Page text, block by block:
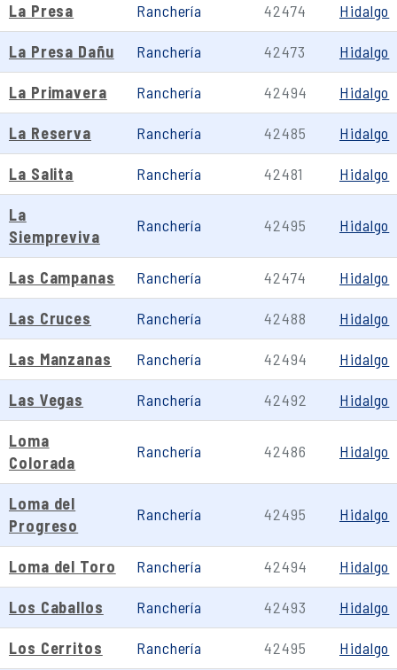
La Presa Ranchería 42474 Hidalgo
La Presa Dañu Ranchería 42473 Hidalgo
La Primavera Ranchería 42494 Hidalgo
La Reserva Ranchería 42485 Hidalgo
La Salita Ranchería 42481 Hidalgo
La
Siempreviva
Ranchería 42495 Hidalgo
Las Campanas Ranchería 42474 Hidalgo
Las Cruces Ranchería 42488 Hidalgo
Las Manzanas Ranchería 42494 Hidalgo
Las Vegas Ranchería 42492 Hidalgo
Loma
Colorada
Ranchería 42486 Hidalgo
Loma del
Progreso
Ranchería 42495 Hidalgo
Loma del Toro Ranchería 42494 Hidalgo
Los Caballos Ranchería 42493 Hidalgo
Los Cerritos Ranchería 42495 Hidalgo